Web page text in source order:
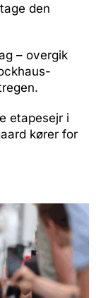
den
– overgik
etapesejr i
kører for